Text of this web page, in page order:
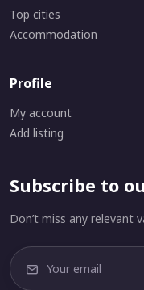
Top cities
Accommodation
Profile
My account
Add listing
Subscribe to
Don’t miss any relevant